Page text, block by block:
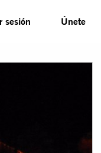
sesión Únete